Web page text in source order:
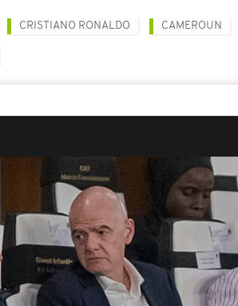
CRISTIANO RONALDO CAMEROUN